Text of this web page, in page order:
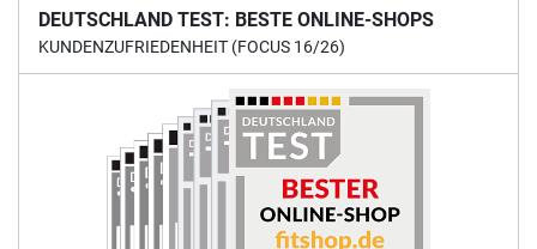
DEUTSCHLAND TEST: BESTE ONLINE-SHOPS
KUNDENZUFRIEDENHEIT (FOCUS 16/26)